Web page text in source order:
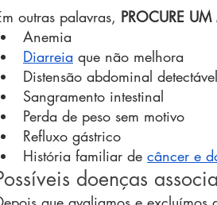
outras palavras, PROCURE
Anemia
Diarreia que não melhora
Distensão abdominal
Sangramento intestinal
Perda de peso sem motivo
Refluxo gástrico
História familiar de câncer e
doenças